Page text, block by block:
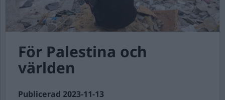
För Palestina och
världen
Publicerad 2023-11-13